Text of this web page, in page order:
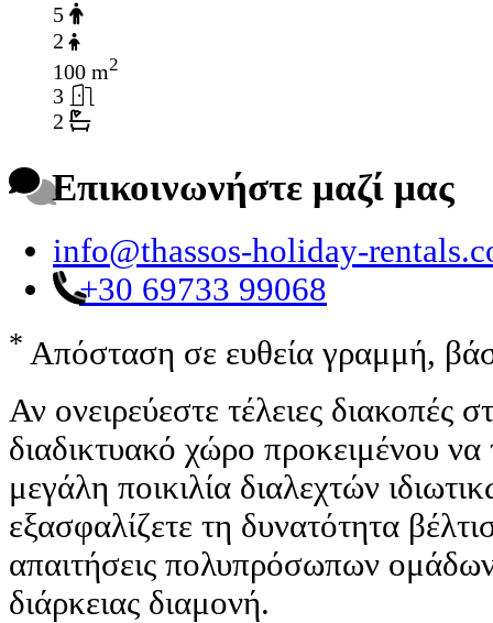
5
2
100 m2
3
2
Επικοινωνήστε μαζί μας
info@thassos-holiday-
+30 69733 99068
* Απόσταση σε ευθεία γραμμή,
Αν ονειρεύεστε τέλειες
διαδικτυακό χώρο προκειμένου
μεγάλη ποικιλία διαλεχτών
εξασφαλίζετε τη δυνατότητα
απαιτήσεις πολυπρόσωπων
διάρκειας διαμονή.